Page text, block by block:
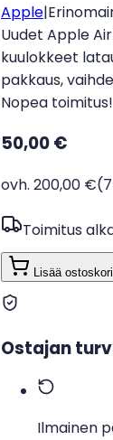
Apple|
Uudet Apple
kuulokkeet
pakkaus,
Nopea toimitus!
50,00 €
ovh. 200,00 €
Toimitus
Ostajan
Ilmainen
Lisää